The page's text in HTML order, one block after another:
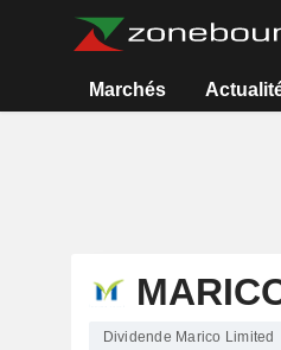
Marchés
Dividende Marico Limited